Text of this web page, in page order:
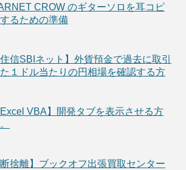
CROW のギターソロを耳コピ
るための準備
住信SBIネット】外貨預金で過去に取引
た１ドル当たりの円相場を確認する方
Excel VBA】開発タブを表示させる方
断捨離】ブックオフ出張買取センター